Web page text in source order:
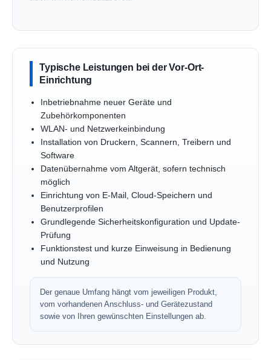
Typische Leistungen bei der Vor-Ort-
Einrichtung
Inbetriebnahme neuer Geräte und
Zubehörkomponenten
WLAN- und Netzwerkeinbindung
Installation von Druckern, Scannern, Treibern und
Software
Datenübernahme vom Altgerät, sofern technisch
möglich
Einrichtung von E-Mail, Cloud-Speichern und
Benutzerprofilen
Grundlegende Sicherheitskonfiguration und Update-
Prüfung
Funktionstest und kurze Einweisung in Bedienung
und Nutzung
Der genaue Umfang hängt vom jeweiligen Produkt,
vom vorhandenen Anschluss- und Gerätezustand
sowie von Ihren gewünschten Einstellungen ab.